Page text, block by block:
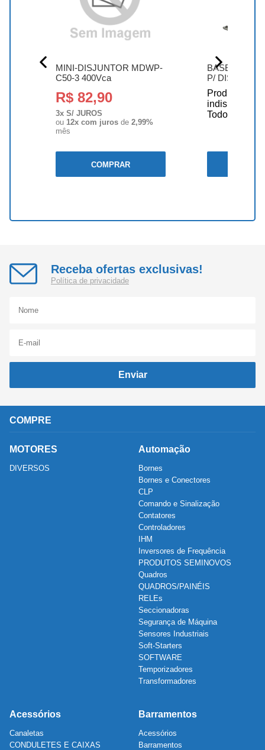
MINI-DISJUNTOR MDWP-
C50-3 400Vca
R$ 82,90
3x S/ JUROS
ou 12x com juros de 2,99%
mês
COMPRAR
BASE DE
P/
TRILHO D...
Produto
indisponível
Todo
Receba ofertas exclusivas!
Política de privacidade
Enviar
COMPRE
MOTORES
DIVERSOS
Automação
Bornes
Bornes e Conectores
CLP
Comando e Sinalização
Contatores
Controladores
IHM
Inversores de Frequência
PRODUTOS SEMINOVOS
Quadros
QUADROS/PAINÉIS
RELEs
Seccionadoras
Segurança de Máquina
Sensores Industriais
Soft-Starters
SOFTWARE
Temporizadores
Transformadores
Acessórios
Canaletas
CONDULETES E CAIXAS
Barramentos
Acessórios
Barramentos